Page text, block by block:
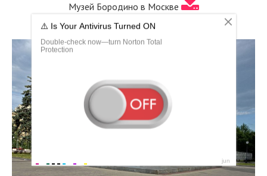
Музей Бородино в Москве